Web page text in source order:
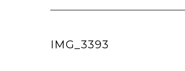
IMG_3393